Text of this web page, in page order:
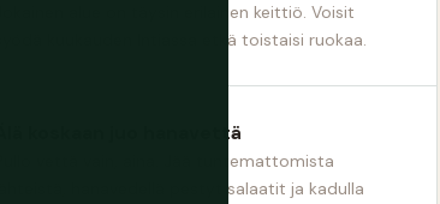
Jokainen alue on täysin erilainen keittiö. Voisit
syödä kuukauden Intiassa etkä toistaisi ruokaa.
Älä koskaan juo hanavettä
Pullo vettä vain, aina. Jää tuntemattomista
lähteistä, hanavedellä pestyt salaatit ja kadulla